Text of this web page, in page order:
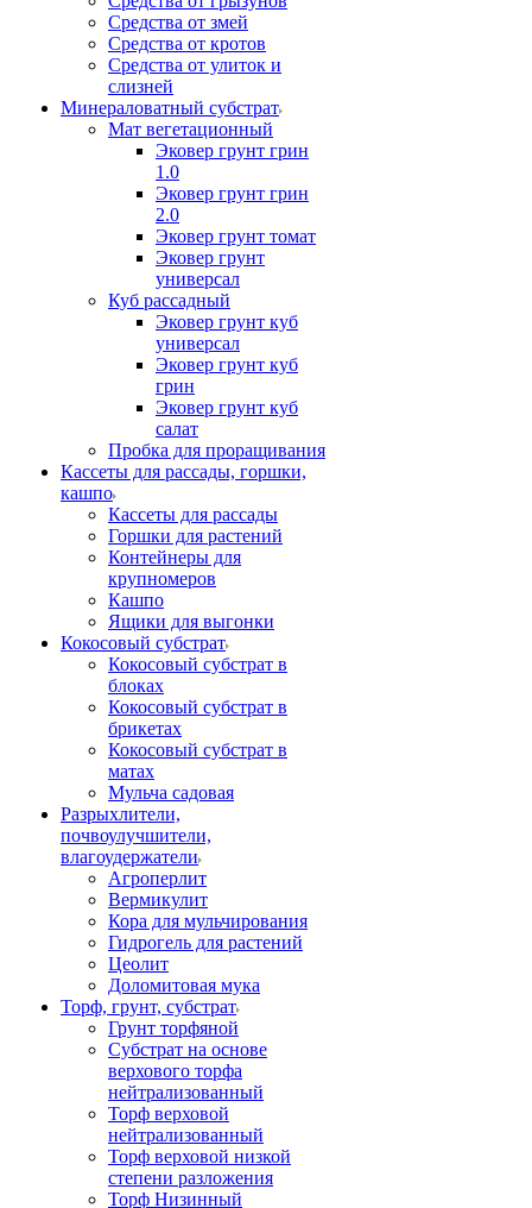
Средства от змей
Средства от кротов
Средства от улиток и
слизней
Минераловатный субстрат
Мат вегетационный
Эковер грунт грин
1.0
Эковер грунт грин
2.0
Эковер грунт томат
Эковер грунт
универсал
Куб рассадный
Эковер грунт куб
универсал
Эковер грунт куб
грин
Эковер грунт куб
салат
Пробка для проращивания
Кассеты для рассады, горшки,
кашпо
Кассеты для рассады
Горшки для растений
Контейнеры для
крупномеров
Кашпо
Ящики для выгонки
Кокосовый субстрат
Кокосовый субстрат в
блоках
Кокосовый субстрат в
брикетах
Кокосовый субстрат в
матах
Мульча садовая
Разрыхлители,
почвоулучшители,
влагоудержатели
Агроперлит
Вермикулит
Кора для мульчирования
Гидрогель для растений
Цеолит
Доломитовая мука
Торф, грунт, субстрат
Грунт торфяной
Субстрат на основе
верхового торфа
нейтрализованный
Торф верховой
нейтрализованный
Торф верховой низкой
степени разложения
Торф Низинный